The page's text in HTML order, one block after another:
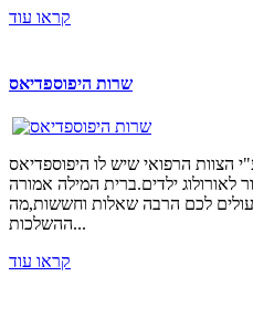
קראו עוד
שרות היפוספדיאס
הצוות הרפואי שיש לו היפוספדיאס
לאורולוג ילדים.ברית המילה אמורה
לכם הרבה שאלות וחששות,מה
ההשלכות...
קראו עוד